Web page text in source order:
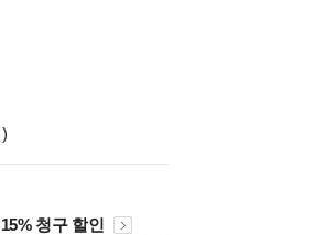
청구 할인